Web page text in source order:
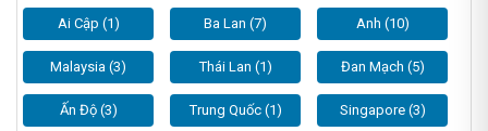
Ai Cập (1) Ba Lan (7) Anh (10)
Malaysia (3) Thái Lan (1) Đan Mạch (5)
Ấn Độ (3) Trung Quốc (1) Singapore (3)